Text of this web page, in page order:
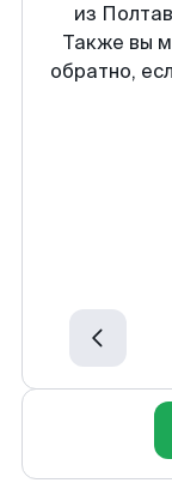
из
Также вы
обратно,